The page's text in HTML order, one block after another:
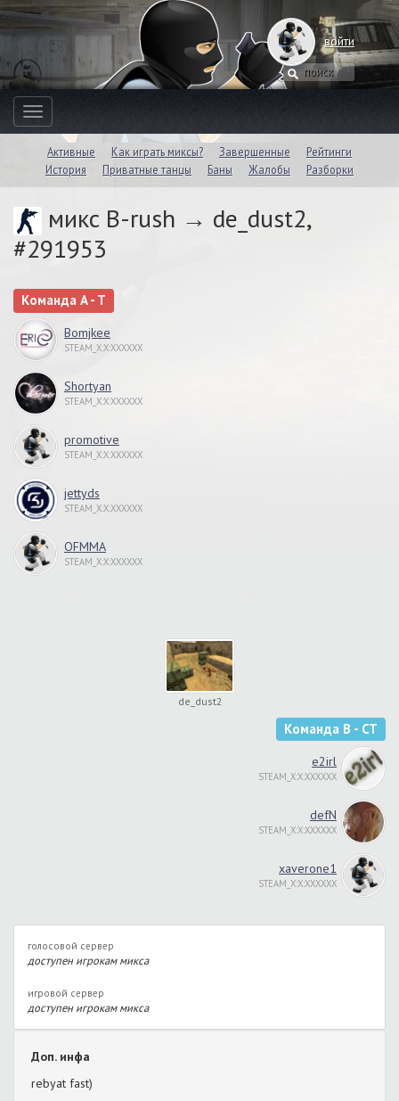
войти
Toggle
navigation
Активные Как играть миксы? Завершенные
Рейтинги
История
Приватные танцы Баны Жалобы Разборки
микс B-rush → de_dust2,
#291953
Команда A - T
Bomjkee
STEAM_X:X:XXXXXX
Shortyan
STEAM_X:X:XXXXXX
promotive
STEAM_X:X:XXXXXX
jettyds
STEAM_X:X:XXXXXX
OFMMA
STEAM_X:X:XXXXXX
de_dust2
Команда B - CT
e2irl
STEAM_X:X:XXXXXX
defN
STEAM_X:X:XXXXXX
xaverone1
STEAM_X:X:XXXXXX
голосовой сервер
доступен игрокам микса
игровой сервер
доступен игрокам микса
Доп. инфа
rebyat fast)